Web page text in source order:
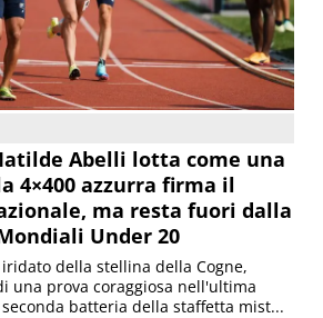
Abelli lotta come una
4×400 azzurra firma il
ma resta fuori dalla
Under 20
della stellina della Cogne,
una prova coraggiosa nell'ultima
batteria della staffetta mist...